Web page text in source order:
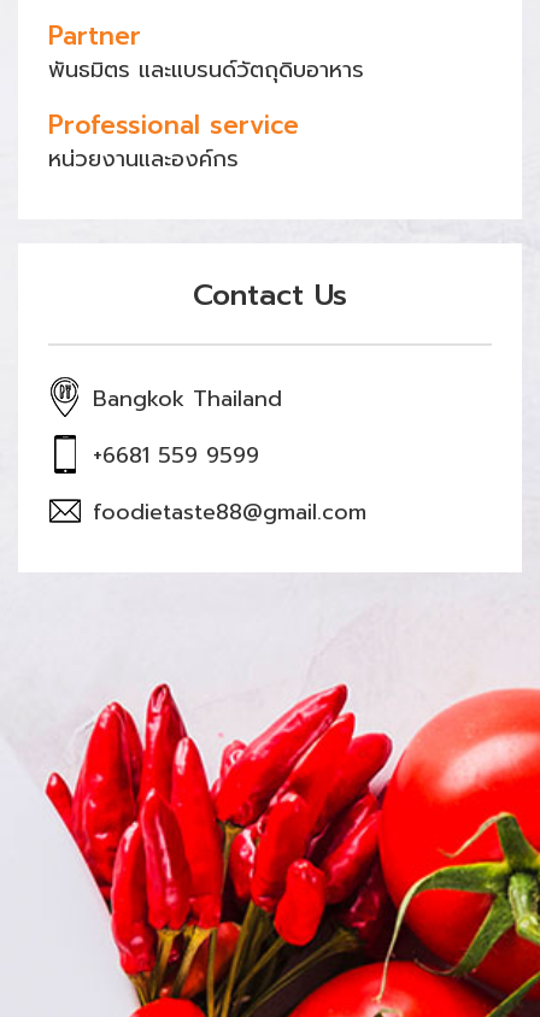
Partner
พันธมิตร และแบรนด์วัตถุดิบอาหาร
Professional service
หน่วยงานและองค์กร
Contact Us
Bangkok Thailand
+6681 559 9599
foodietaste88@gmail.com